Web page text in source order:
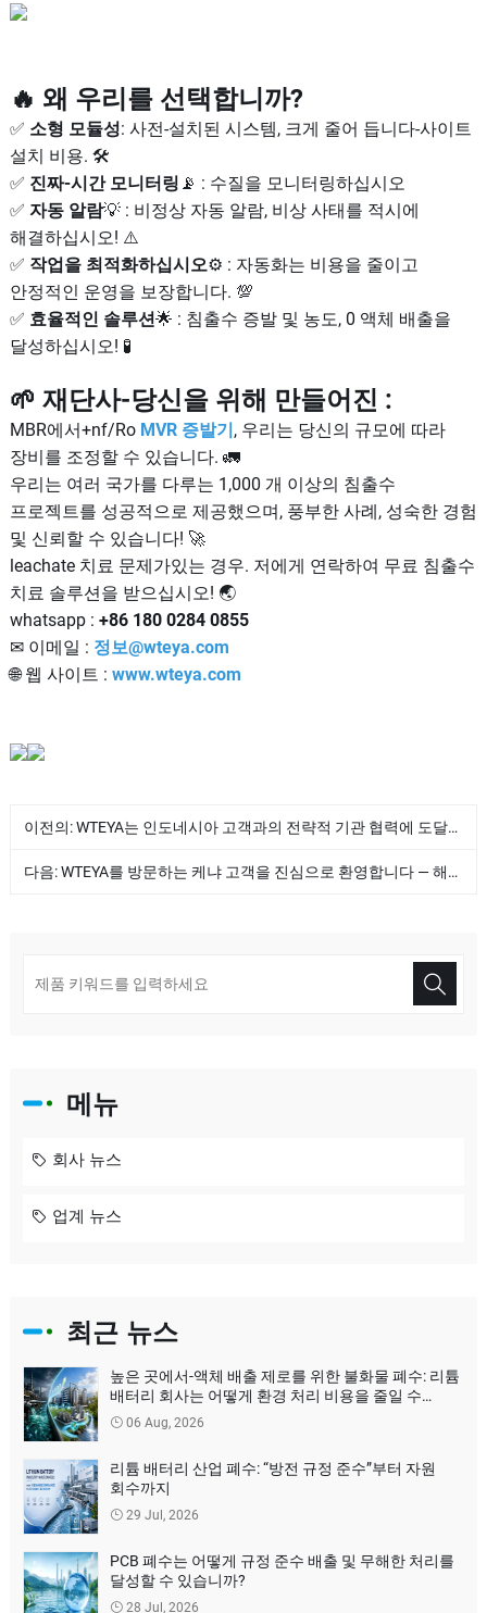
🔥 왜 우리를 선택합니까?
✅ 소형 모듈성: 사전-설치된 시스템, 크게 줄어 듭니다-사이트
설치 비용. 🛠️
✅ 진짜-시간 모니터링 📡 : 수질을 모니터링하십시오
✅ 자동 알람💡 : 비정상 자동 알람, 비상 사태를 적시에
해결하십시오! ⚠️
✅ 작업을 최적화하십시오⚙️ : 자동화는 비용을 줄이고
안정적인 운영을 보장합니다. 💯
✅ 효율적인 솔루션🌟 : 침출수 증발 및 농도, 0 액체 배출을
달성하십시오! 🧪
🌱 재단사-당신을 위해 만들어진 :
MBR에서+nf/Ro MVR 증발기, 우리는 당신의 규모에 따라
장비를 조정할 수 있습니다. 🚛
우리는 여러 국가를 다루는 1,000 개 이상의 침출수
프로젝트를 성공적으로 제공했으며, 풍부한 사례, 성숙한 경험
및 신뢰할 수 있습니다! 🚀
leachate 치료 문제가있는 경우. 저에게 연락하여 무료 침출수
치료 솔루션을 받으십시오! 🌏
whatsapp : +86 180 0284 0855
✉ 이메일 : 정보@wteya.com
🌐 웹 사이트 : www.wteya.com
이전의:WTEYA는 인도네시아 고객과의 전략적 기관 협력에 도달했습니다!
다음:WTEYA를 방문하는 케냐 고객을 진심으로 환영합니다 — 해안 담수화 솔루션 논의
메뉴
회사 뉴스
업계 뉴스
최근 뉴스
높은 곳에서-액체 배출 제로를 위한 불화물 폐수: 리튬
배터리 회사는 어떻게 환경 처리 비용을 줄일 수
있습니까?
06 Aug, 2026
리튬 배터리 산업 폐수: “방전 규정 준수”부터 자원
회수까지
29 Jul, 2026
PCB 폐수는 어떻게 규정 준수 배출 및 무해한 처리를
달성할 수 있습니까?
28 Jul, 2026